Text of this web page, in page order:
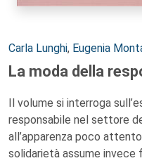
Autori:
Carla Lunghi, Eugenia
La moda della
Il volume si interroga
responsabile nel settore
all’apparenza poco
solidarietà assume invece